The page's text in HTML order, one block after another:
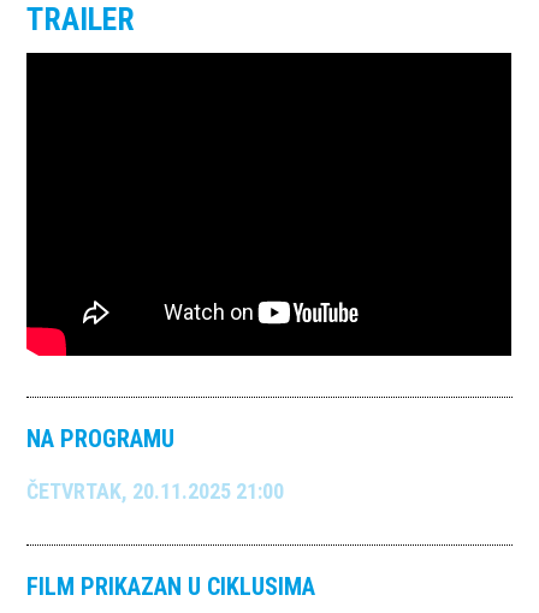
TRAILER
NA PROGRAMU
ČETVRTAK, 20.11.2025 21:00
FILM PRIKAZAN U CIKLUSIMA